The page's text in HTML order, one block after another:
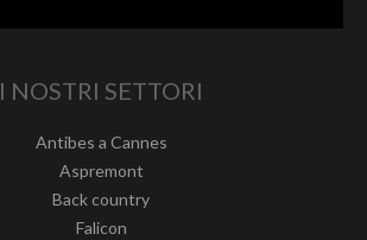
I NOSTRI SETTORI
Antibes a Cannes
Aspremont
Back country
Falicon